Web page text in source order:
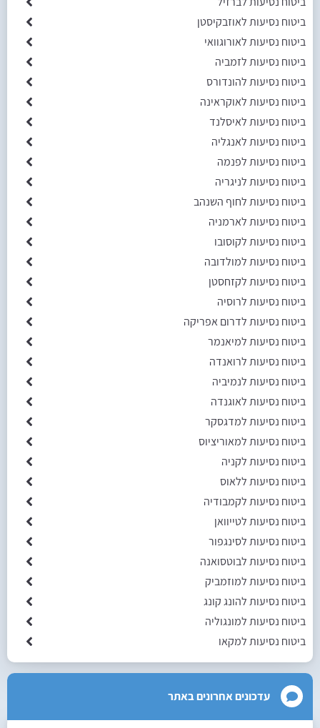
ביטוח נסיעות לאוזבקיסטן
ביטוח נסיעות לאורוגוואי
ביטוח נסיעות לזמביה
ביטוח נסיעות להונדורס
ביטוח נסיעות לאוקראינה
ביטוח נסיעות לאיסלנד
ביטוח נסיעות לאנגליה
ביטוח נסיעות לפנמה
ביטוח נסיעות לניגריה
ביטוח נסיעות לחוף השנהב
ביטוח נסיעות לארמניה
ביטוח נסיעות לקוסובו
ביטוח נסיעות למולדובה
ביטוח נסיעות לקזחסטן
ביטוח נסיעות לרוסיה
ביטוח נסיעות לדרום אפריקה
ביטוח נסיעות למיאנמר
ביטוח נסיעות לרואנדה
ביטוח נסיעות לנמיביה
ביטוח נסיעות לאוגנדה
ביטוח נסיעות למדגסקר
ביטוח נסיעות למאוריציוס
ביטוח נסיעות לקניה
ביטוח נסיעות ללאוס
ביטוח נסיעות לקמבודיה
ביטוח נסיעות לטייוואן
ביטוח נסיעות לסינגפור
ביטוח נסיעות לבוטסואנה
ביטוח נסיעות למוזמביק
ביטוח נסיעות להונג קונג
ביטוח נסיעות למונגוליה
ביטוח נסיעות למקאו
עדכונים אחרונים באתר
ביטוח נסיעות למקאו: